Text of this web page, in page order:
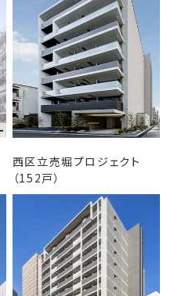
西区立売堀プロジェクト
（152戸）